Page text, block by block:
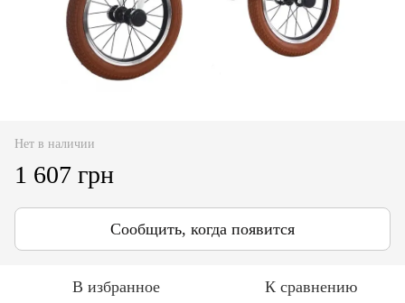
Нет в наличии
1 607 грн
Сообщить, когда появится
В избранное К сравнению